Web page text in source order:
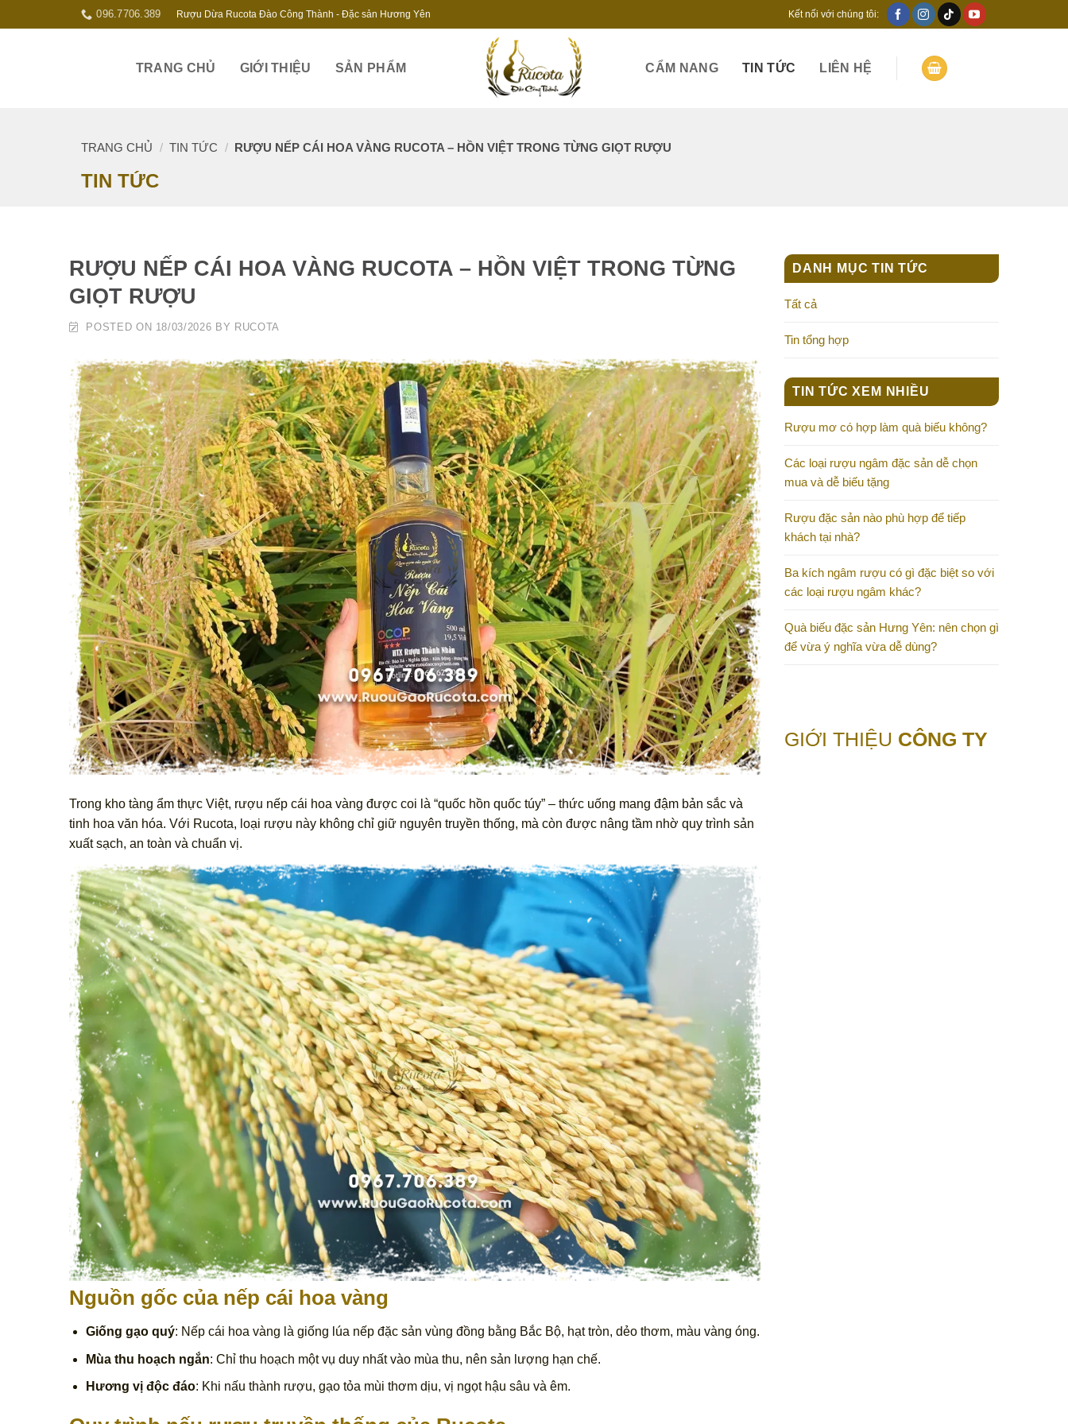
to
096.7706.389 Rượu Dừa Rucota Đào Công Thành - Đặc sản Hương Yên Kết nối với chúng tôi:
TRANG CHỦ GIỚI THIỆU SẢN PHẨM CẨM NANG TIN TỨC LIÊN HỆ
TRANG CHỦ / TIN TỨC / RƯỢU NẾP CÁI HOA VÀNG RUCOTA – HỒN VIỆT TRONG TỪNG GIỌT RƯỢU
TIN TỨC
RƯỢU NẾP CÁI HOA VÀNG RUCOTA – HỒN VIỆT TRONG TỪNG
GIỌT RƯỢU
POSTED ON 18/03/2026 BY RUCOTA
Trong kho tàng ẩm thực Việt, rượu nếp cái hoa vàng được coi là “quốc hồn quốc túy” – thức uống mang đậm bản sắc và
tinh hoa văn hóa. Với Rucota, loại rượu này không chỉ giữ nguyên truyền thống, mà còn được nâng tầm nhờ quy trình sản
xuất sạch, an toàn và chuẩn vị.
Nguồn gốc của nếp cái hoa vàng
Giống gạo quý: Nếp cái hoa vàng là giống lúa nếp đặc sản vùng đồng bằng Bắc Bộ, hạt tròn, dẻo thơm, màu vàng óng.
Mùa thu hoạch ngắn: Chỉ thu hoạch một vụ duy nhất vào mùa thu, nên sản lượng hạn chế.
Hương vị độc đáo: Khi nấu thành rượu, gạo tỏa mùi thơm dịu, vị ngọt hậu sâu và êm.
DANH MỤC TIN TỨC
Tất cả
Tin tổng hợp
TIN TỨC XEM NHIỀU
Rượu mơ có hợp làm quà biếu không?
Các loại rượu ngâm đặc sản dễ chọn
mua và dễ biếu tặng
Rượu đặc sản nào phù hợp để tiếp
khách tại nhà?
Ba kích ngâm rượu có gì đặc biệt so với
các loại rượu ngâm khác?
Quà biếu đặc sản Hưng Yên: nên chọn gì
để vừa ý nghĩa vừa dễ dùng?
GIỚI THIỆU CÔNG TY